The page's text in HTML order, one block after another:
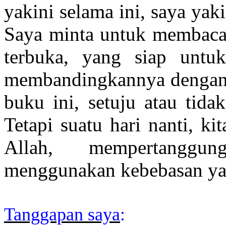
yakini selama ini, saya
Saya minta untuk
terbuka, yang siap
membandingkannya
buku ini, setuju atau
Tetapi suatu hari nanti,
Allah,
menggunakan kebebasan
Tanggapan saya: